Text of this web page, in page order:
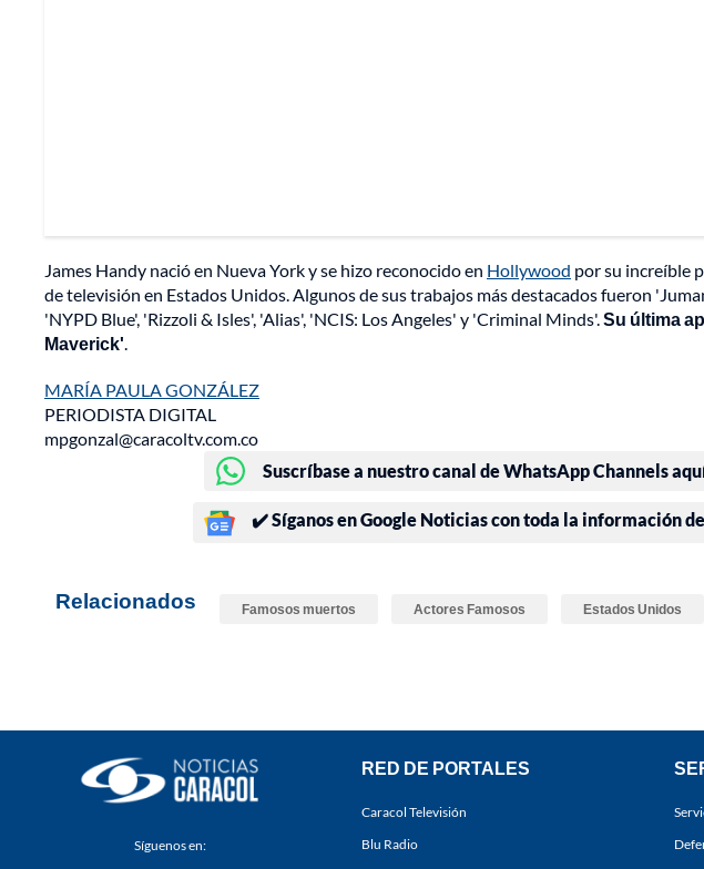
James Handy nació en Nueva York y se hizo reconocido en Hollywood por su increíble
de televisión en Estados Unidos. Algunos de sus trabajos más destacados fueron
'NYPD Blue', 'Rizzoli & Isles', 'Alias', 'NCIS: Los Angeles' y 'Criminal Minds'.Su última
Maverick'.
MARÍA PAULA GONZÁLEZ
PERIODISTA DIGITAL
mpgonzal@caracoltv.com.co
Suscríbase a nuestro canal de WhatsApp Channels
✔️ Síganos en Google Noticias con toda la información
Relacionados Famosos muertos Actores Famosos Estados Unidos
Síguenos en:
RED DE PORTALES
Caracol Televisión
Blu Radio